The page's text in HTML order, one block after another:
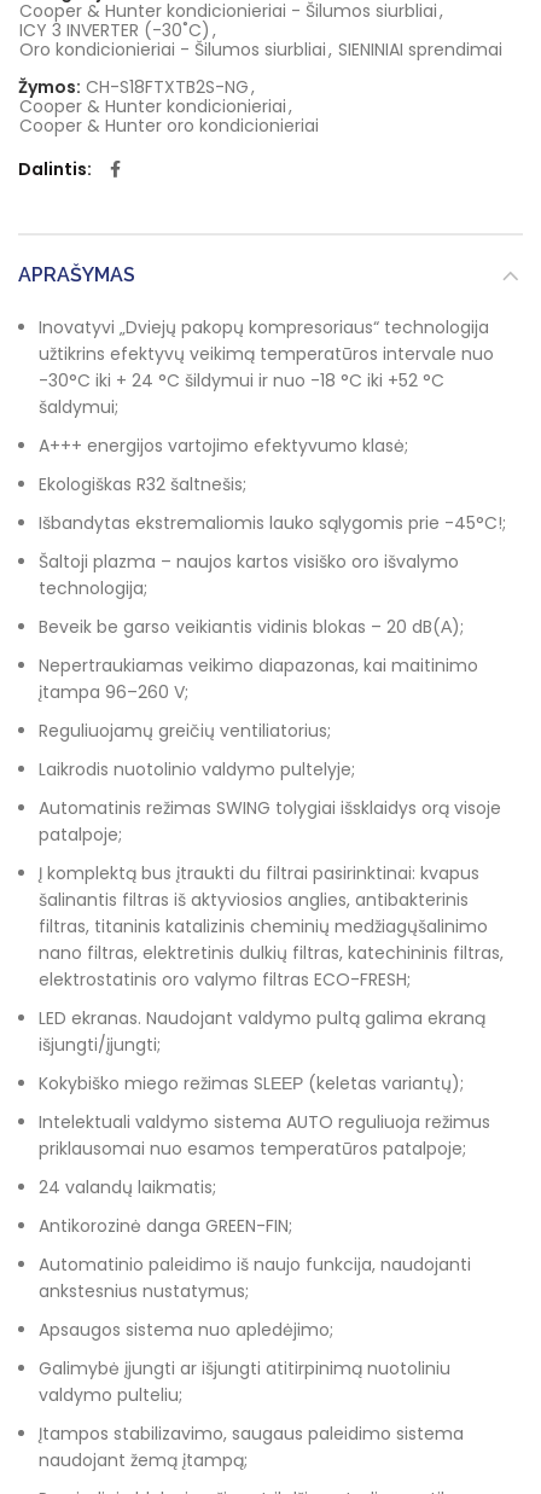
Cooper & Hunter kondicionieriai - Šilumos siurbliai,
ICY 3 INVERTER (-30˚C) ,
Oro kondicionieriai - Šilumos siurbliai, SIENINIAI sprendimai
Žymos: CH-S18FTXTB2S-NG,
Cooper & Hunter kondicionieriai,
Cooper & Hunter oro kondicionieriai
Dalintis
APRAŠYMAS
Inovatyvi „Dviejų pakopų kompresoriaus“ technologija
užtikrins efektyvų veikimą temperatūros intervale nuo
-30°C iki + 24 °C šildymui ir nuo -18 °C iki +52 °C
šaldymui;
A+++ energijos vartojimo efektyvumo klasė;
Ekologiškas R32 šaltnešis;
Išbandytas ekstremaliomis lauko sąlygomis prie -45°C!;
Šaltoji plazma – naujos kartos visiško oro išvalymo
technologija;
Beveik be garso veikiantis vidinis blokas – 20 dB(А);
Nepertraukiamas veikimo diapazonas, kai maitinimo
įtampa 96–260 V;
Reguliuojamų greičių ventiliatorius;
Laikrodis nuotolinio valdymo pultelyje;
Automatinis režimas SWING tolygiai išsklaidys orą visoje
patalpoje;
Į komplektą bus įtraukti du filtrai pasirinktinai: kvapus
šalinantis filtras iš aktyviosios anglies, antibakterinis
filtras, titaninis katalizinis cheminių medžiagųšalinimo
nano filtras, elektretinis dulkių filtras, katechininis filtras,
elektrostatinis oro valymo filtras ECO-FRESH;
LED ekranas. Naudojant valdymo pultą galima ekraną
išjungti/įjungti;
Kokybiško miego režimas SLЕЕР (keletas variantų);
Intelektuali valdymo sistema AUTO reguliuoja režimus
priklausomai nuo esamos temperatūros patalpoje;
24 valandų laikmatis;
Antikorozinė danga GREEN-FIN;
Automatinio paleidimo iš naujo funkcija, naudojanti
ankstesnius nustatymus;
Apsaugos sistema nuo apledėjimo;
Galimybė įjungti ar išjungti atitirpinimą nuotoliniu
valdymo pulteliu;
Įtampos stabilizavimo, saugaus paleidimo sistema
naudojant žemą įtampą;